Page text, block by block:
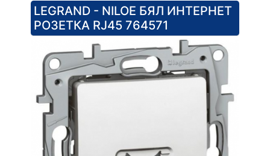
LEGRAND - NILOE БЯЛ ИНТЕРНЕТ
РОЗЕТКА RJ45 764571